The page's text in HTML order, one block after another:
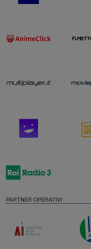
PARTNER OPERATIVI